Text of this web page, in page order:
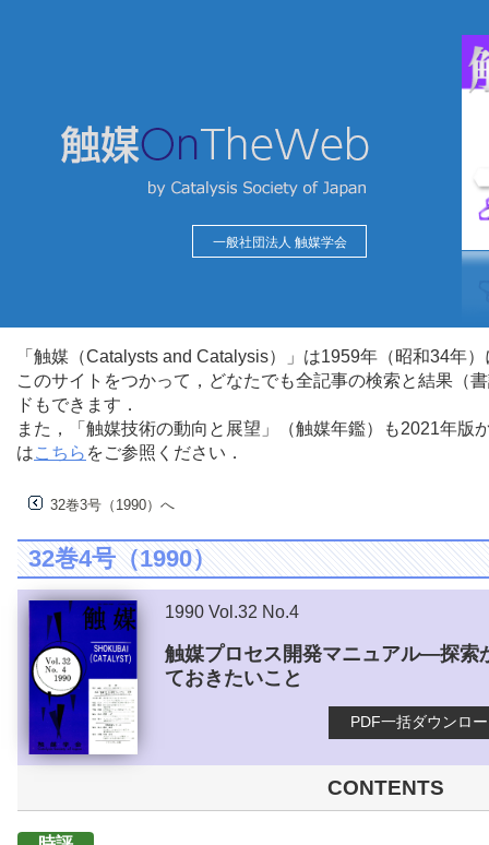
一般社団法人 触媒学会
「触媒（Catalysts and Catalysis）」は1959年（昭和34年
このサイトをつかって，どなたでも全記事の検索と結果（
ドもできます．
また，「触媒技術の動向と展望」（触媒年鑑）も2021年
はこちら をご参照ください．
32巻3号（1990）へ
32巻4号（1990）
1990 Vol.32 No.4
触媒プロセス開発マニュアル―探索
ておきたいこと
PDF一括ダウンロ
CONTENTS